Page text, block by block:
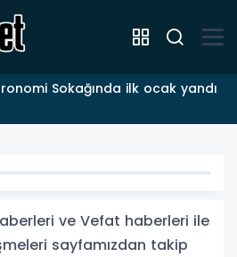
3 yıl sonra hayatını kaybetti
ve Vefat haberleri ile
sayfamızdan takip